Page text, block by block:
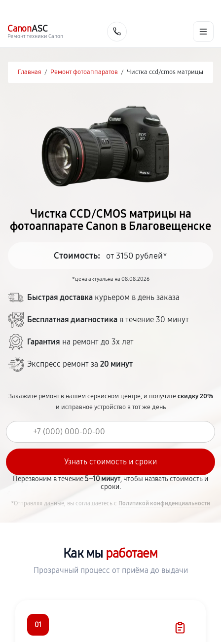
CanonASC
Ремонт техники Canon
Главная / Ремонт фотоаппаратов / Чистка ccd/cmos матрицы
Чистка CCD/CMOS матрицы на
фотоаппарате Canon в Благовещенске
Стоимость: от 3150 рублей*
*цена актуальна на 08.08.2026
Быстрая доставка курьером в день заказа
Бесплатная диагностика в течение 30 минут
Гарантия на ремонт до 3х лет
Экспресс ремонт за 20 минут
Закажите ремонт в нашем сервисном центре, и получитескидку 20%
и исправное устройство в тот же день
Перезвоним в течение5–10 минут, чтобы назвать стоимость и
сроки.
*Отправляя данные, вы соглашаетесь с Политикой конфиденциальности
Как мы работаем
Прозрачный процесс от приёма до выдачи
01